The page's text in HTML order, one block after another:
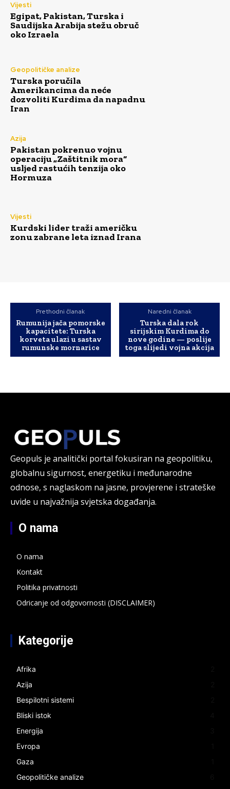
Vijesti
Egipat, Pakistan, Turska i
Saudijska Arabija stežu obruč
oko Izraela
Geopolitičke analize
Turska poručila
Amerikancima da neće
dozvoliti Kurdima da napadnu
Iran
Azija
Pakistan pokrenuo vojnu
operaciju „Zaštitnik mora“
usljed rastućih tenzija oko
Hormuza
Vijesti
Kurdski lider traži američku
zonu zabrane leta iznad Irana
Prethodni članak
Rumunija jača pomorske
kapacitete: Turska
korveta ulazi u sastav
rumunske mornarice
Naredni članak
Turska dala rok
sirijskim Kurdima do
nove godine — poslije
toga slijedi vojna akcija
Geopuls je analitički portal fokusiran na geopolitiku,
globalnu sigurnost, energetiku i međunarodne
odnose, s naglaskom na jasne, provjerene i strateške
uvide u najvažnija svjetska događanja.
O nama
O nama
Kontakt
Politika privatnosti
Odricanje od odgovornosti (DISCLAIMER)
Kategorije
Afrika
Azija
Bespilotni sistemi
Bliski istok
Energija
Evropa
Gaza
Geopolitičke analize